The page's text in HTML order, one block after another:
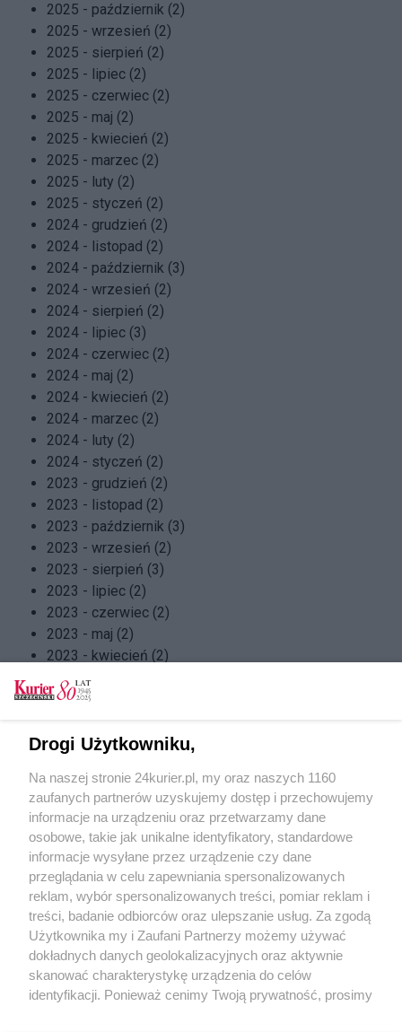
2025 - październik (2)
2025 - wrzesień (2)
2025 - sierpień (2)
2025 - lipiec (2)
2025 - czerwiec (2)
2025 - maj (2)
2025 - kwiecień (2)
2025 - marzec (2)
2025 - luty (2)
2025 - styczeń (2)
2024 - grudzień (2)
2024 - listopad (2)
2024 - październik (3)
2024 - wrzesień (2)
2024 - sierpień (2)
2024 - lipiec (3)
2024 - czerwiec (2)
2024 - maj (2)
2024 - kwiecień (2)
2024 - marzec (2)
2024 - luty (2)
2024 - styczeń (2)
2023 - grudzień (2)
2023 - listopad (2)
2023 - październik (3)
2023 - wrzesień (2)
2023 - sierpień (3)
2023 - lipiec (2)
2023 - czerwiec (2)
2023 - maj (2)
2023 - kwiecień (2)
2023 - marzec (2)
2023 - luty (3)
2022 - grudzień (2)
2022 - październik (2)
2022 - wrzesień (2)
2022 - sierpień (3)
2022 - lipiec (2)
2022 - czerwiec (2)
2022 - maj (3)
2022 - kwiecień (2)
2022 - marzec (3)
Drogi Użytkowniku,
Na naszej stronie 24kurier.pl, my oraz naszych 1160
zaufanych partnerów uzyskujemy dostęp i przechowujemy
informacje na urządzeniu oraz przetwarzamy dane
osobowe, takie jak unikalne identyfikatory, standardowe
informacje wysyłane przez urządzenie czy dane
przeglądania w celu zapewniania spersonalizowanych
reklam, wybór spersonalizowanych treści, pomiar reklam i
treści, badanie odbiorców oraz ulepszanie usług. Za zgodą
Użytkownika my i Zaufani Partnerzy możemy używać
dokładnych danych geolokalizacyjnych oraz aktywnie
skanować charakterystykę urządzenia do celów
identyfikacji. Ponieważ cenimy Twoją prywatność, prosimy